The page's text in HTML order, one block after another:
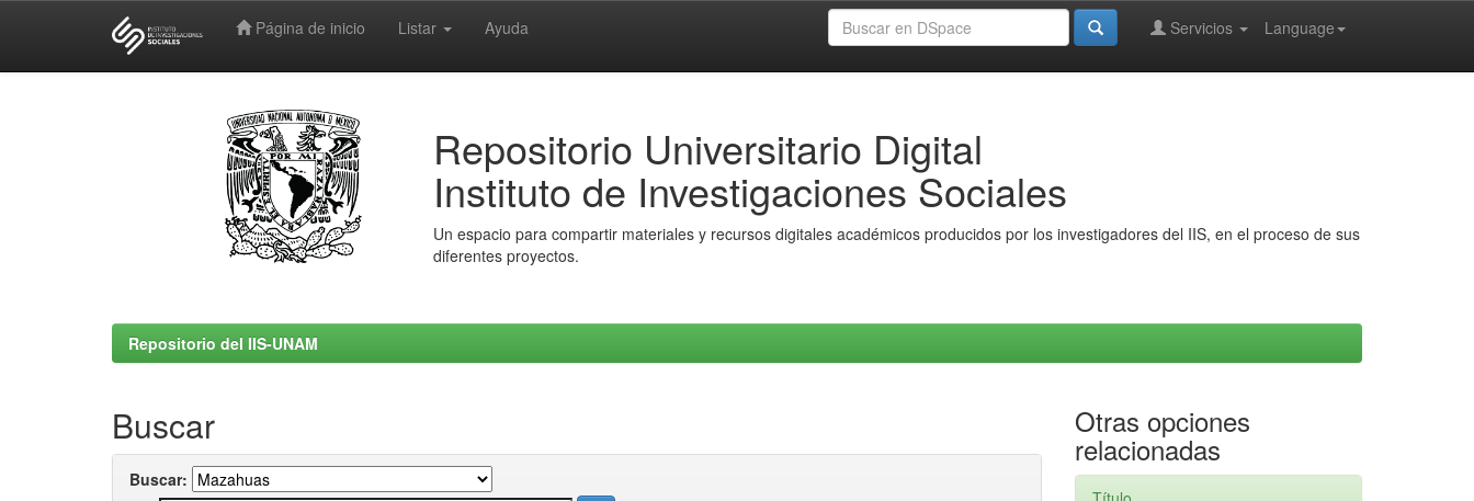
Página de inicio Listar Ayuda Language
Servicios
Repositorio Universitario Digital
Instituto de Investigaciones Sociales
Un espacio para compartir materiales y recursos digitales académicos producidos por los investigadores del IIS, en el proceso de sus
diferentes proyectos.
Repositorio del IIS-UNAM
Buscar
Buscar:
Otras opciones
relacionadas